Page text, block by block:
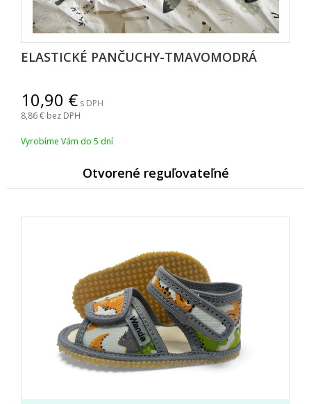
ELASTICKÉ PANČUCHY-TMAVOMODRÁ
10,90
s DPH
8,86 bez DPH
Vyrobíme Vám do 5 dní
Otvorené reguľovateľné